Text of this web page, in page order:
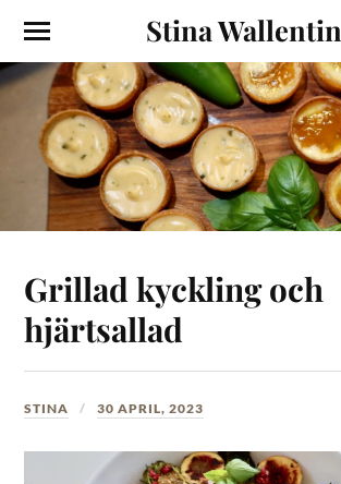
Stina Wallentin
Grillad kyckling och
hjärtsallad
STINA 30 APRIL, 2023